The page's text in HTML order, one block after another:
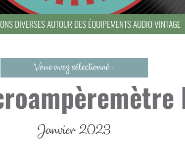
DIVERSES AUTOUR DES ÉQUIPEMENTS AUDIO VINTAGE
Vous avez sélectionné :
Janvier 2023